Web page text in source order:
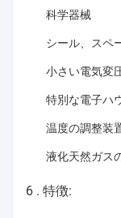
科学器械
シール、スペ
小さい電気変
特別な電子ハ
温度の調整装
液化天然ガス
6 . 特徴: